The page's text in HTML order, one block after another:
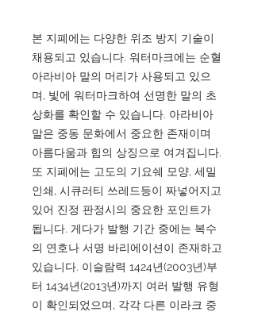
본 지폐에는 다양한 위조 방지 기술이
채용되고 있습니다. 워터마크에는 순혈
아라비아 말의 머리가 사용되고 있으
며, 빛에 워터마크하여 선명한 말의 초
상화를 확인할 수 있습니다. 아라비아
말은 중동 문화에서 중요한 존재이며
아름다움과 힘의 상징으로 여겨집니다.
또 지폐에는 고도의 기요쉐 모양, 세밀
인쇄, 시큐러티 쓰레드등이 짜넣어지고
있어 진정 판정시의 중요한 포인트가
됩니다. 게다가 발행 기간 중에는 복수
의 연호나 서명 바리에이션이 존재하고
있습니다. 이슬람력 1424년(2003년)부
터 1434년(2013년)까지 여러 발행 유형
이 확인되었으며, 각각 다른 이라크 중